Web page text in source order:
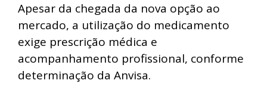
Apesar da chegada da nova opção ao
mercado, a utilização do medicamento
exige prescrição médica e
acompanhamento profissional, conforme
determinação da Anvisa.